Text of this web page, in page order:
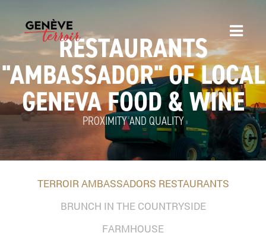
RESTAURANTS
"AMBASSADOR" OF LOCAL
GENEVA FOOD & WINE
PROXIMITY AND QUALITY
TERROIR AMBASSADORS RESTAURANTS
BRUNCH IN THE COUNTRYSIDE
FARMHOUSE